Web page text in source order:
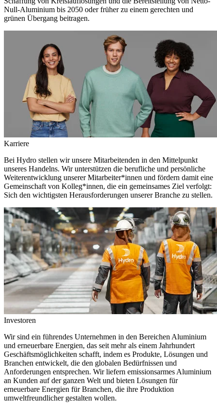
Null-Aluminium bis 2050 oder früher zu einem gerechten und
grünen Übergang beitragen.
Karriere
Bei Hydro stellen wir unsere Mitarbeitenden in den Mittelpunkt
unseres Handelns. Wir unterstützen die berufliche und persönliche
Weiterentwicklung unserer Mitarbeiter*innen und fördern damit eine
Gemeinschaft von Kolleg*innen, die ein gemeinsames Ziel verfolgt:
Sich den wichtigsten Herausforderungen unserer Branche zu stellen.
Investoren
Wir sind ein führendes Unternehmen in den Bereichen Aluminium
und erneuerbare Energien, das seit mehr als einem Jahrhundert
Geschäftsmöglichkeiten schafft, indem es Produkte, Lösungen und
Branchen entwickelt, die den globalen Bedürfnissen und
Anforderungen entsprechen. Wir liefern emissionsarmes Aluminium
an Kunden auf der ganzen Welt und bieten Lösungen für
erneuerbare Energien für Branchen, die ihre Produktion
umweltfreundlicher gestalten wollen.